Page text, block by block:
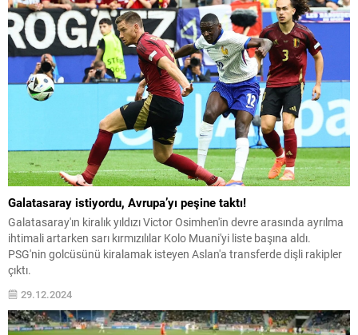
Galatasaray istiyordu, Avrupa’yı peşine taktı!
Galatasaray'ın kiralık yıldızı Victor Osimhen'in devre arasında ayrılma
ihtimali artarken sarı kırmızılılar Kolo Muani'yi liste başına aldı.
PSG'nin golcüsünü kiralamak isteyen Aslan'a transferde dişli rakipler
çıktı.
29.12.2024